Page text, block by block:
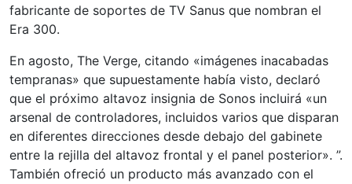
fabricante de soportes de TV Sanus que nombran el
Era 300.
En agosto, The Verge, citando «imágenes inacabadas
tempranas» que supuestamente había visto, declaró
que el próximo altavoz insignia de Sonos incluirá «un
arsenal de controladores, incluidos varios que disparan
en diferentes direcciones desde debajo del gabinete
entre la rejilla del altavoz frontal y el panel posterior». ”.
También ofreció un producto más avanzado con el